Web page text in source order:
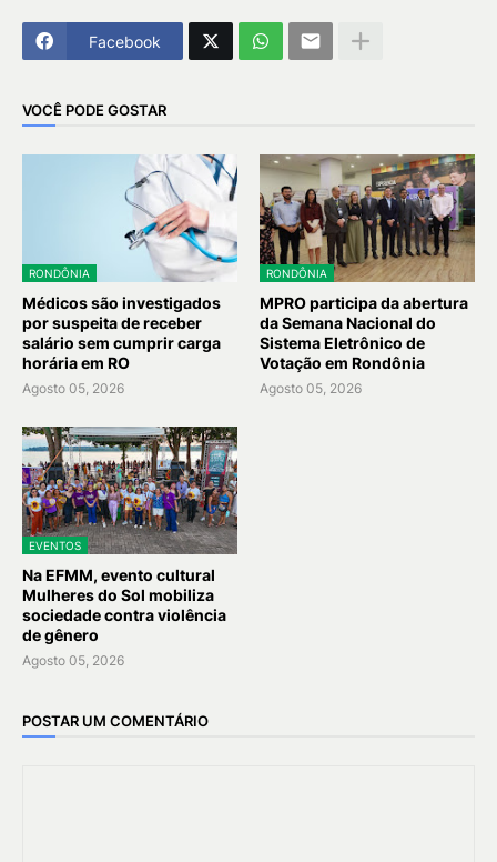
Facebook
VOCÊ PODE GOSTAR
RONDÔNIA
Médicos são investigados
por suspeita de receber
salário sem cumprir carga
horária em RO
Agosto 05, 2026
RONDÔNIA
MPRO participa da abertura
da Semana Nacional do
Sistema Eletrônico de
Votação em Rondônia
Agosto 05, 2026
EVENTOS
Na EFMM, evento cultural
Mulheres do Sol mobiliza
sociedade contra violência
de gênero
Agosto 05, 2026
POSTAR UM COMENTÁRIO